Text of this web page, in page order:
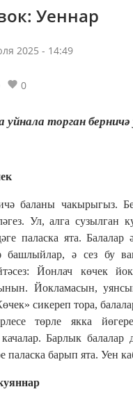
Уеннар
2025 - 14:49
0
уйнала торган
баланы чакырыгыз.
Ул, алга сузылган
паласка ята. Балалар
башлыйлар, ә сез бу
Йонлач көчек
Йокламасын,
сикереп тора,
төрле якка
качалар. Барлык балалар
паласка барып ята. Уен